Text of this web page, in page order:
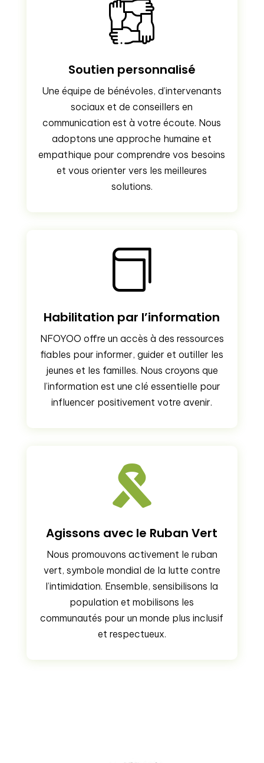
Soutien personnalisé
Une équipe de bénévoles, d’intervenants
sociaux et de conseillers en
communication est à votre écoute. Nous
adoptons une approche humaine et
empathique pour comprendre vos besoins
et vous orienter vers les meilleures
solutions.

Habilitation par l’information
NFOYOO offre un accès à des ressources
fiables pour informer, guider et outiller les
jeunes et les familles. Nous croyons que
l’information est une clé essentielle pour
influencer positivement votre avenir.

Agissons avec le Ruban Vert
Nous promouvons activement le ruban
vert, symbole mondial de la lutte contre
l’intimidation. Ensemble, sensibilisons la
population et mobilisons les
communautés pour un monde plus inclusif
et respectueux.